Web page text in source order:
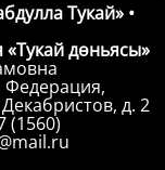
Тукай» •
«Тукай дөньясы»
Федерация,
д. 2
(1560)